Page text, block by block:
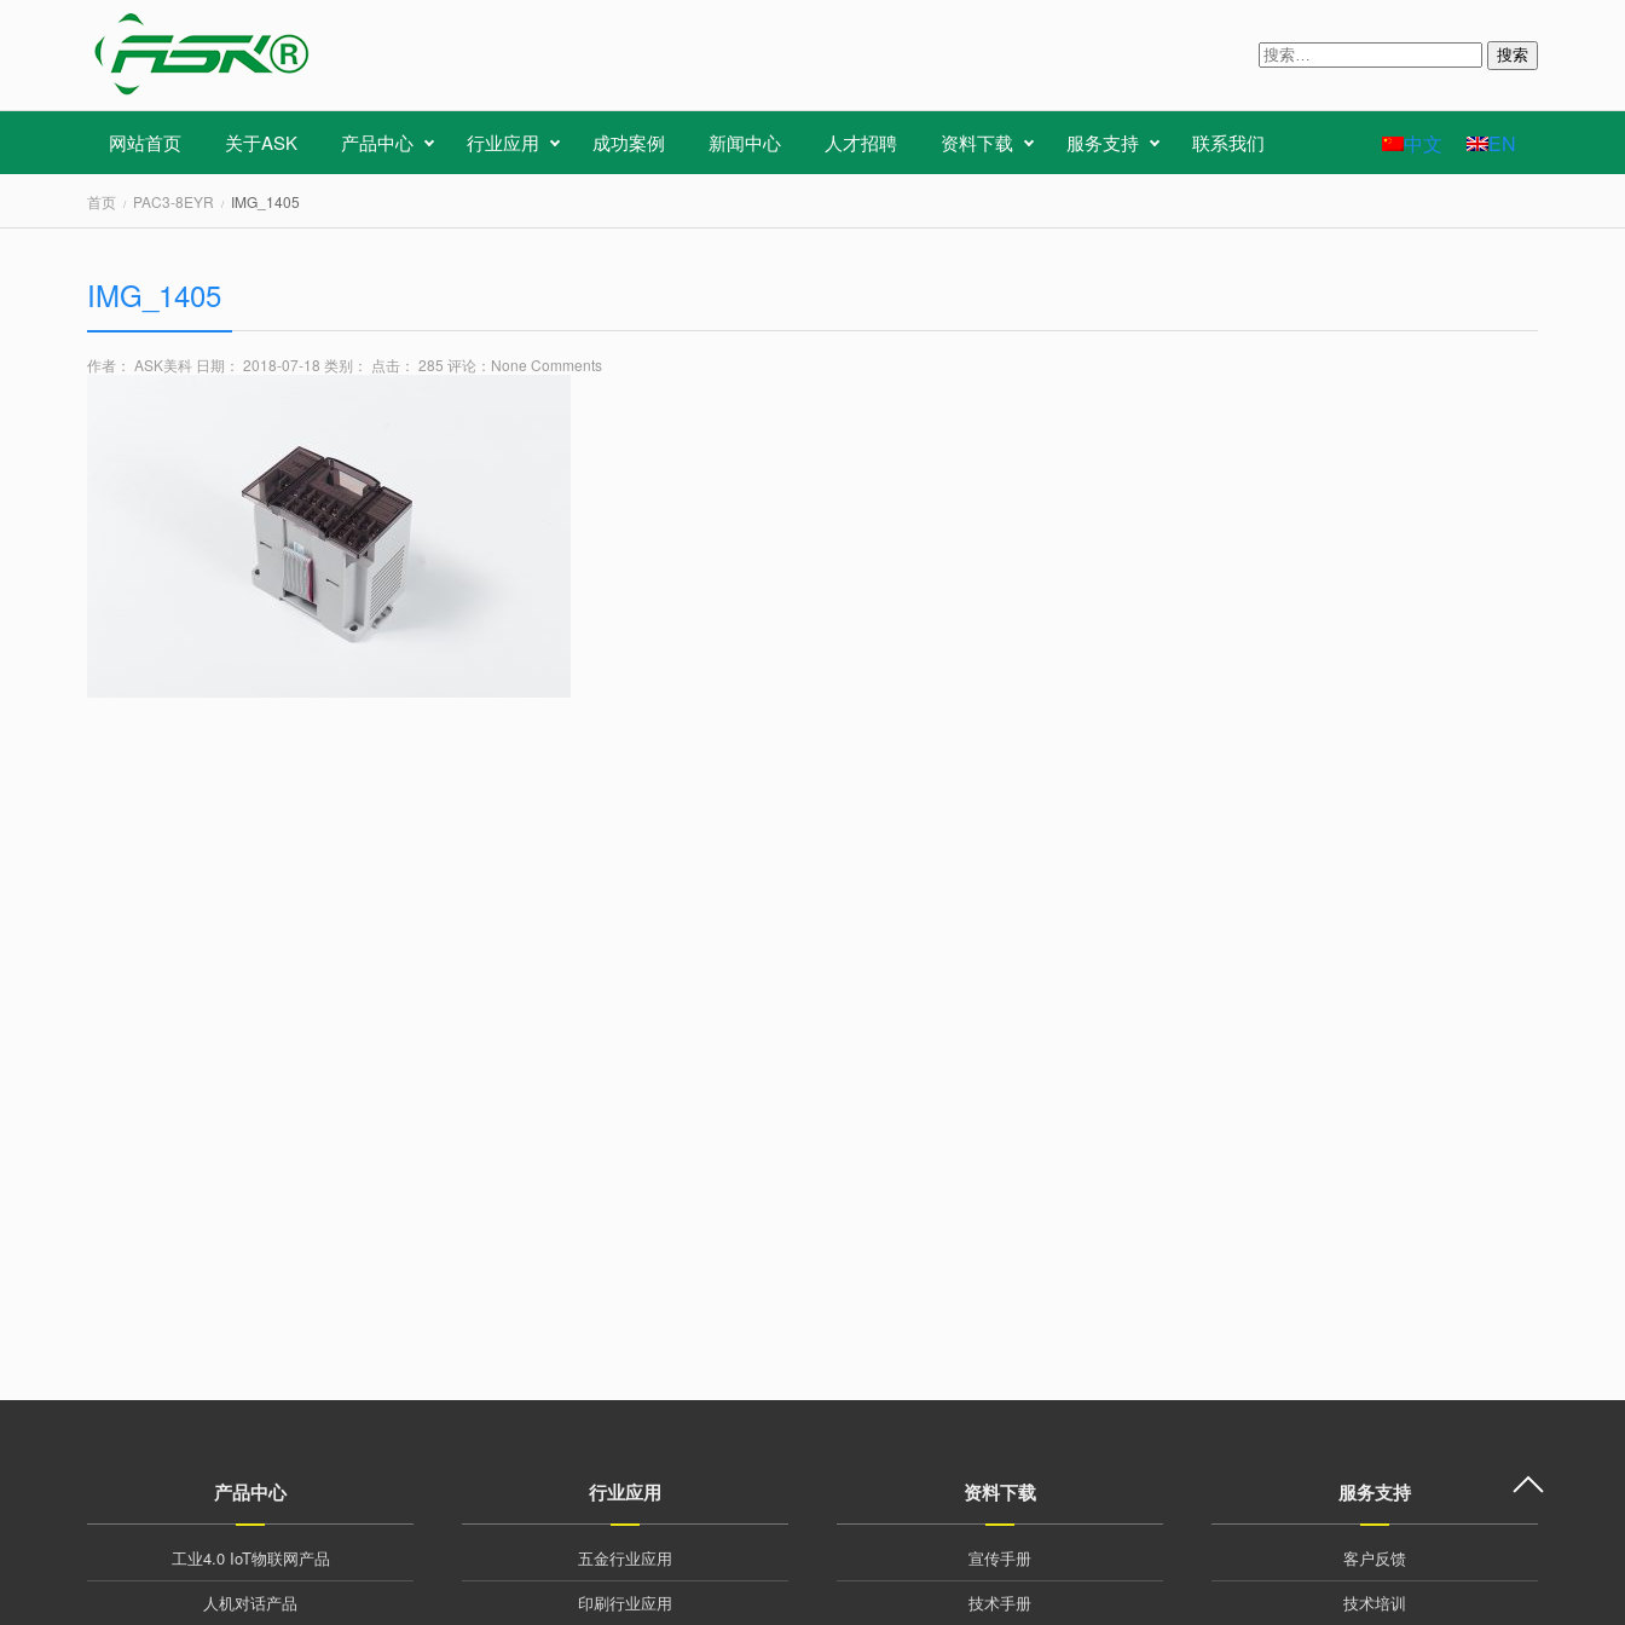
搜
网站首页 关于ASK 产品中心 行业应用 成功案例 新闻中心 人才招聘 资料下载 服务支持 联系我们 中文 EN
首页 PAC3-8EYR IMG_1405
IMG_1405
作者： ASK美科 日期： 2018-07-18 类别： 点击： 285 评论： None Comments
产品中心
工业4.0 IoT物联网产品
人机对话产品
行业应用
五金行业应用
印刷行业应用
资料下载
宣传手册
技术手册
服务支持
客户反馈
技术培训